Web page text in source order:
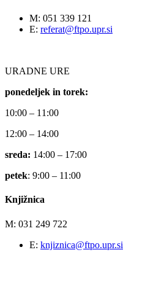
M: 051 339 121
E: referat@ftpo.upr.si
URADNE URE
ponedeljek in torek:
10:00 – 11:00
12:00 – 14:00
sreda: 14:00 – 17:00
petek: 9:00 – 11:00
Knjižnica
M: 031 249 722
E: knjiznica@ftpo.upr.si